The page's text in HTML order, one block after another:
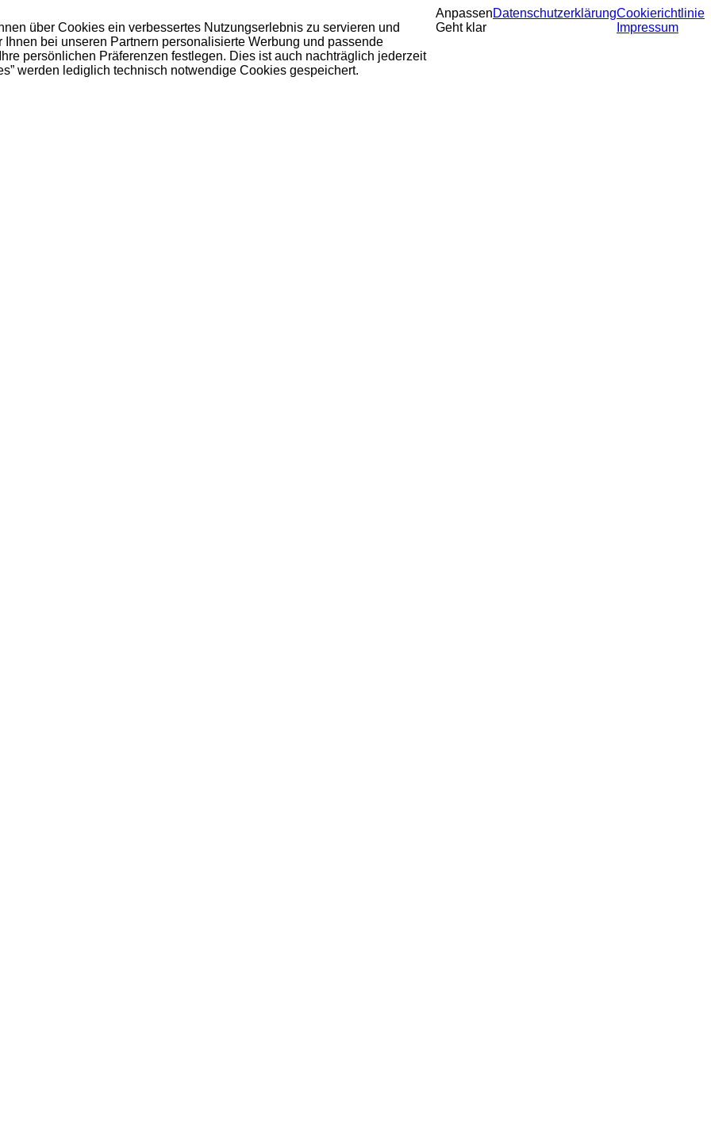
über Cookies ein verbessertes Nutzungserlebnis zu servieren und
bei unseren Partnern personalisierte Werbung und passende
persönlichen Präferenzen festlegen. Dies ist auch nachträglich jederzeit
werden lediglich technisch notwendige Cookies gespeichert.
Anpassen
Geht klar
DatenschutzerklärungCookierichtlinie
Impressum